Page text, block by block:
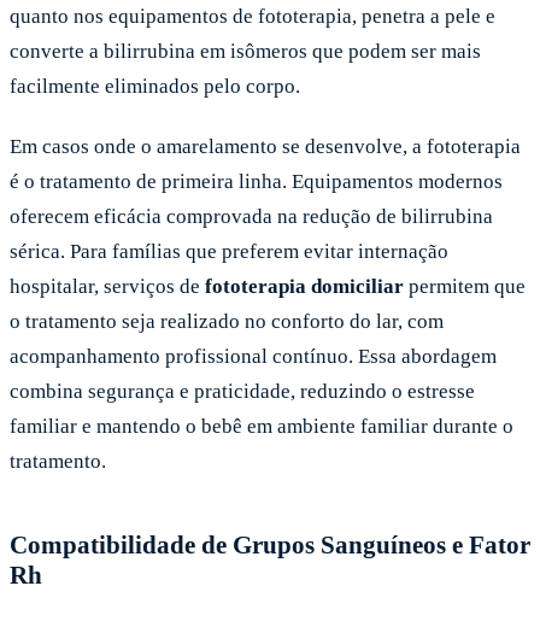
quanto nos equipamentos de fototerapia, penetra a pele e
converte a bilirrubina em isômeros que podem ser mais
facilmente eliminados pelo corpo.
Em casos onde o amarelamento se desenvolve, a fototerapia
é o tratamento de primeira linha. Equipamentos modernos
oferecem eficácia comprovada na redução de bilirrubina
sérica. Para famílias que preferem evitar internação
hospitalar, serviços de fototerapia domiciliar permitem que
o tratamento seja realizado no conforto do lar, com
acompanhamento profissional contínuo. Essa abordagem
combina segurança e praticidade, reduzindo o estresse
familiar e mantendo o bebê em ambiente familiar durante o
tratamento.
Compatibilidade de Grupos Sanguíneos e Fator
Rh